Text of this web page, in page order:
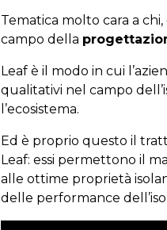
Tematica molto cara a
campo della
Leaf è il modo in cui
qualitativi nel campo
l’ecosistema.
Ed è proprio questo il
Leaf: essi permettono il
alle ottime proprietà
delle performance